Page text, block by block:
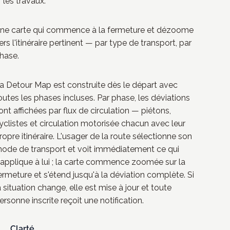
carte qui commence à la fermeture et dézoome
l'itinéraire pertinent — par type de transport, par
Detour Map est construite dès le départ avec
les phases incluses. Par phase, les déviations
affichées par flux de circulation — piétons,
et circulation motorisée chacun avec leur
itinéraire. L'usager de la route sélectionne son
de transport et voit immédiatement ce qui
à lui ; la carte commence zoomée sur la
et s'étend jusqu'à la déviation complète. Si
situation change, elle est mise à jour et toute
inscrite reçoit une notification.